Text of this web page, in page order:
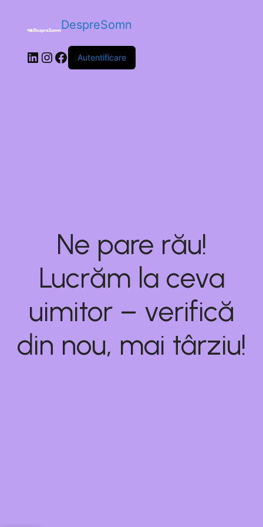
DespreSomn
Autentificare
Ne pare rău!
Lucrăm la ceva
uimitor – verifică
din nou, mai târziu!